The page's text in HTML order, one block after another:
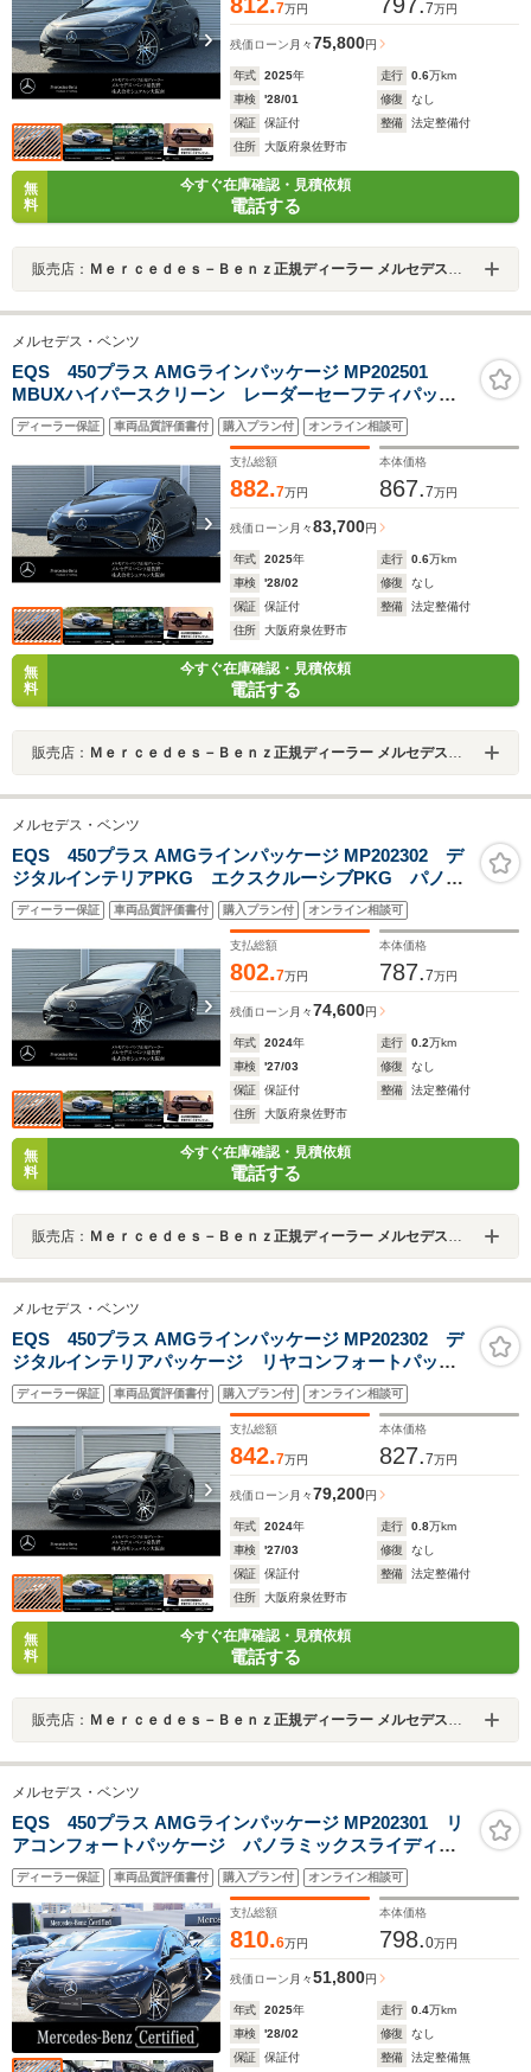
7万円 7万円
残価ローン 月々75,800円
年式 2025年 走行 0.6万km
車検
'28/01 修復
なし
保証
保証付 整備
法定整備付
住所
大阪府泉佐野市
無
料
今すぐ在庫確認・見積依頼
電話する
販売店： Ｍｅｒｃｅｄｅｓ－Ｂｅｎｚ正規ディーラー メルセデス・ベンツ泉佐野
メルセデス・ベンツ
EQS 450プラス AMGラインパッケージ MP202501
MBUXハイパースクリーン レーダーセーフティパッケ
ージ リアアクスルステアリング ナッパレザーシート&
ヒーター ベンチレーター 360度カメラ アダプティブ
ハイビームアシストプラス 新車保証継承
ディーラー保証 車両品質評価書付 購入プラン付 オンライン相談可
支払総額
882.7万円
本体価格
867.7万円
残価ローン 月々83,700円
年式 2025年 走行 0.6万km
車検
'28/02 修復
なし
保証
保証付 整備
法定整備付
住所
大阪府泉佐野市
無
料
今すぐ在庫確認・見積依頼
電話する
販売店： Ｍｅｒｃｅｄｅｓ－Ｂｅｎｚ正規ディーラー メルセデス・ベンツ泉佐野
メルセデス・ベンツ
EQS 450プラス AMGラインパッケージ MP202302 デ
ジタルインテリアPKG エクスクルーシブPKG パノラ
ミックスライディングルーフ ブルメスター エアバラ
ンスパッケージ ARヘッドアップディスプレイ 本革シ
ート&ヒーター ベンチレーター 新車保証継承
ディーラー保証 車両品質評価書付 購入プラン付 オンライン相談可
支払総額
802.7万円
本体価格
787.7万円
残価ローン 月々74,600円
年式 2024年 走行 0.2万km
車検
'27/03 修復
なし
保証
保証付 整備
法定整備付
住所
大阪府泉佐野市
無
料
今すぐ在庫確認・見積依頼
電話する
販売店： Ｍｅｒｃｅｄｅｓ－Ｂｅｎｚ正規ディーラー メルセデス・ベンツ泉佐野
メルセデス・ベンツ
EQS 450プラス AMGラインパッケージ MP202302 デ
ジタルインテリアパッケージ リヤコンフォートパッケ
ージ MBUXリアエンターテイメントパッケージ パノ
ラミックスライディングルーフ ブルメスターサウン
ド ARヘッドアップディスプレイ 新車保証継承
ディーラー保証 車両品質評価書付 購入プラン付 オンライン相談可
支払総額
842.7万円
本体価格
827.7万円
残価ローン 月々79,200円
年式 2024年 走行 0.8万km
車検
'27/03 修復
なし
保証
保証付 整備
法定整備付
住所
大阪府泉佐野市
無
料
今すぐ在庫確認・見積依頼
電話する
販売店： Ｍｅｒｃｅｄｅｓ－Ｂｅｎｚ正規ディーラー メルセデス・ベンツ泉佐野
メルセデス・ベンツ
EQS 450プラス AMGラインパッケージ MP202301 リ
アコンフォートパッケージ パノラミックスライディン
グルーフ アンビエントライトプレミアム Burmester
サラウンドサウンドシステム リアアスクルステアリン
グ メモリー付きパワーシート
ディーラー保証 車両品質評価書付 購入プラン付 オンライン相談可
支払総額
810.6万円
本体価格
798.0万円
残価ローン 月々51,800円
年式 2025年 走行 0.4万km
車検
'28/02 修復
なし
保証
保証付 整備 法定整備無